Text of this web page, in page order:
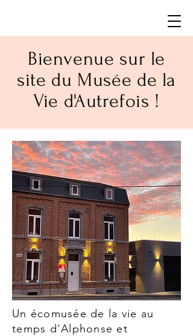
Bienvenue sur le
site du Musée de la
Vie d'Autrefois !
Un écomusée de la vie au
temps d'Alphonse et